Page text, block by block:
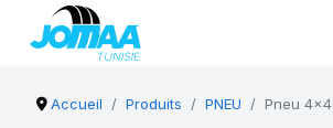
Accueil Produits PNEU Pneu 4x4